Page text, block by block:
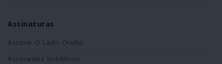
Assinaturas
Assinar O Lado Oculto
Assinantes Solidários